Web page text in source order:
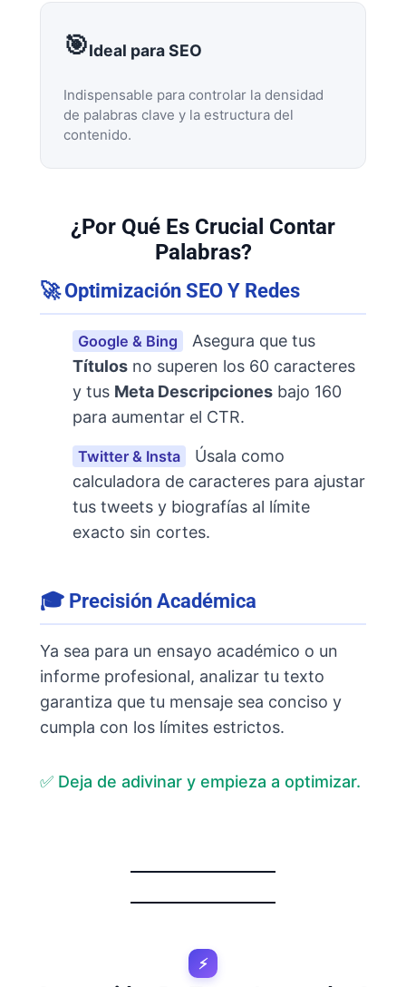
🎯Ideal para SEO
Indispensable para controlar la densidad
de palabras clave y la estructura del
contenido.
¿Por Qué Es Crucial Contar
Palabras?
🚀 Optimización SEO Y Redes
Google & Bing
Asegura que tus
Títulos no superen los 60 caracteres
y tus Meta Descripciones bajo 160
para aumentar el CTR.
Twitter & Insta
Úsala como
calculadora de caracteres para ajustar
tus tweets y biografías al límite
exacto sin cortes.
🎓 Precisión Académica
Ya sea para un ensayo académico o un
informe profesional, analizar tu texto
garantiza que tu mensaje sea conciso y
cumpla con los límites estrictos.
✅ Deja de adivinar y empieza a optimizar.
⚡